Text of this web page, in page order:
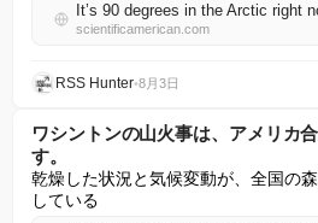
It’s 90 degrees in the Arctic right
scientificamerican.com
RSS Hunter•8月3日
ワシントンの山火事は、アメリカ
す。
乾燥した状況と気候変動が、全国の
している